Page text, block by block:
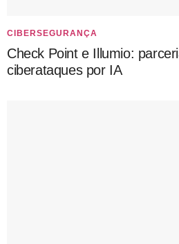
CIBERSEGURANÇA
Check Point e Illumio:
ciberataques por IA